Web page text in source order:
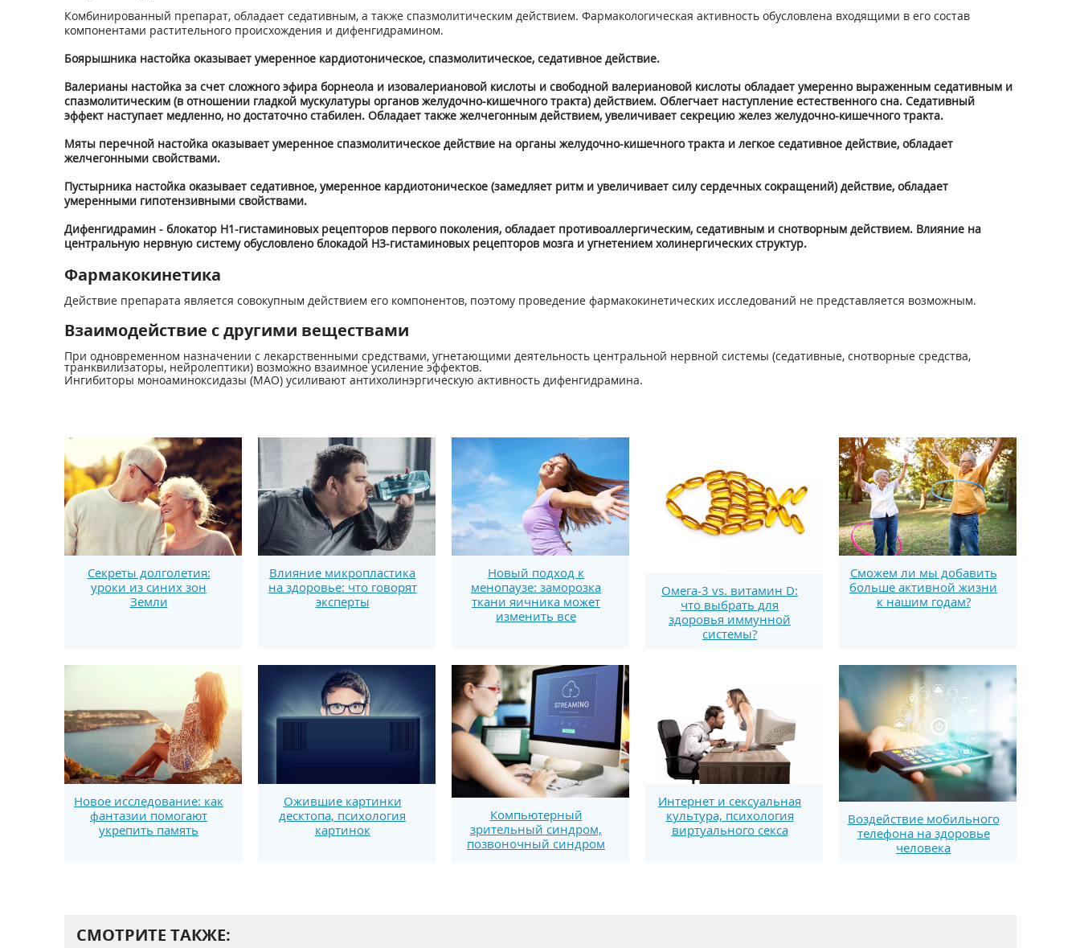
Комбинированный препарат, обладает седативным, а также спазмолитическим действием. Фармакологическая активность обусловлена входящими в его состав
компонентами растительного происхождения и дифенгидрамином.
Боярышника настойка оказывает умеренное кардиотоническое, спазмолитическое, седативное действие.
Валерианы настойка за счет сложного эфира борнеола и изовалериановой кислоты и свободной валериановой кислоты обладает умеренно выраженным седативным и
спазмолитическим (в отношении гладкой мускулатуры органов желудочно-кишечного тракта) действием. Облегчает наступление естественного сна. Седативный
эффект наступает медленно, но достаточно стабилен. Обладает также желчегонным действием, увеличивает секрецию желез желудочно-кишечного тракта.
Мяты перечной настойка оказывает умеренное спазмолитическое действие на органы желудочно-кишечного тракта и легкое седативное действие, обладает
желчегонными свойствами.
Пустырника настойка оказывает седативное, умеренное кардиотоническое (замедляет ритм и увеличивает силу сердечных сокращений) действие, обладает
умеренными гипотензивными свойствами.
Дифенгидрамин - блокатор Н1-гистаминовых рецепторов первого поколения, обладает противоаллергическим, седативным и снотворным действием. Влияние на
центральную нервную систему обусловлено блокадой Н3-гистаминовых рецепторов мозга и угнетением холинергических структур.
Фармакокинетика
Действие препарата является совокупным действием его компонентов, поэтому проведение фармакокинетических исследований не представляется возможным.
Взаимодействие с другими веществами
При одновременном назначении с лекарственными средствами, угнетающими деятельность центральной нервной системы (седативные, снотворные средства,
транквилизаторы, нейролептики) возможно взаимное усиление эффектов.
Ингибиторы моноаминоксидазы (МАО) усиливают антихолинэргическую активность дифенгидрамина.
Секреты долголетия:
уроки из синих зон
Земли
Влияние микропластика
на здоровье: что говорят
эксперты
Новый подход к
менопаузе: заморозка
ткани яичника может
изменить все
Омега-3 vs. витамин D:
что выбрать для
здоровья иммунной
системы?
Сможем ли мы добавить
больше активной жизни
к нашим годам?
Новое исследование: как
фантазии помогают
укрепить память
Ожившие картинки
десктопа, психология
картинок
Компьютерный
зрительный синдром,
позвоночный синдром
Интернет и сексуальная
культура, психология
виртуального секса
Воздействие мобильного
телефона на здоровье
человека
СМОТРИТЕ ТАКЖЕ: